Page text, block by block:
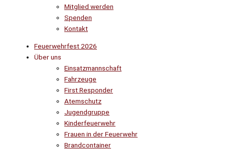
Mitglied werden
Spenden
Kontakt
Feuerwehrfest 2026
Über uns
Einsatzmannschaft
Fahrzeuge
First Responder
Atemschutz
Jugendgruppe
Kinderfeuerwehr
Frauen in der Feuerwehr
Brandcontainer